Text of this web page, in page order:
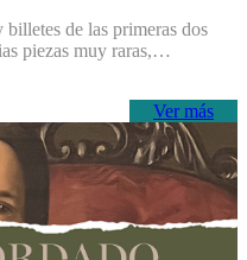
billetes de las primeras dos
piezas muy raras,…
Ver más